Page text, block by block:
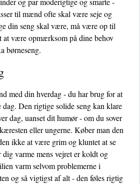
til mænd ofte skal være seje og
din seng skal være, må være op til
at være opmærksom på dine behov
børneseng.
med din hverdag - du har brug for at
dag. Den rigtige solide seng kan klare
dag, uanset dit humør - om du sover
eller ungerne. Køber man den
ikke at være grim og kluntet at se
varme mens vejret er koldt og
varm selvom problemerne i
og så vigtigst af alt - den føles rigtig